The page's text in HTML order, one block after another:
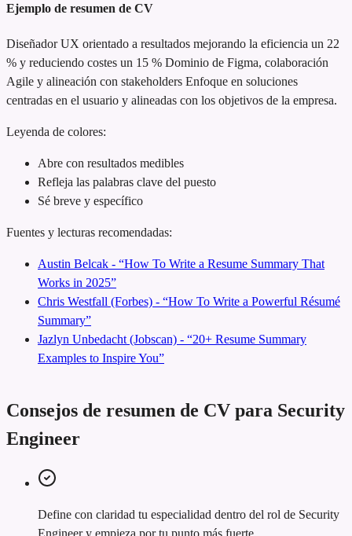
Ejemplo de resumen de CV
Diseñador UX orientado a resultados mejorando la eficiencia un 22
% y reduciendo costes un 15 % Dominio de Figma, colaboración
Agile y alineación con stakeholders Enfoque en soluciones
centradas en el usuario y alineadas con los objetivos de la empresa.
Leyenda de colores:
Abre con resultados medibles
Refleja las palabras clave del puesto
Sé breve y específico
Fuentes y lecturas recomendadas:
Austin Belcak - “How To Write a Resume Summary That
Works in 2025”
Chris Westfall (Forbes) - “How To Write a Powerful Résumé
Summary”
Jazlyn Unbedacht (Jobscan) - “20+ Resume Summary
Examples to Inspire You”
Consejos de resumen de CV para Security
Engineer
Define con claridad tu especialidad dentro del rol de Security
Engineer y empieza por tu punto más fuerte.